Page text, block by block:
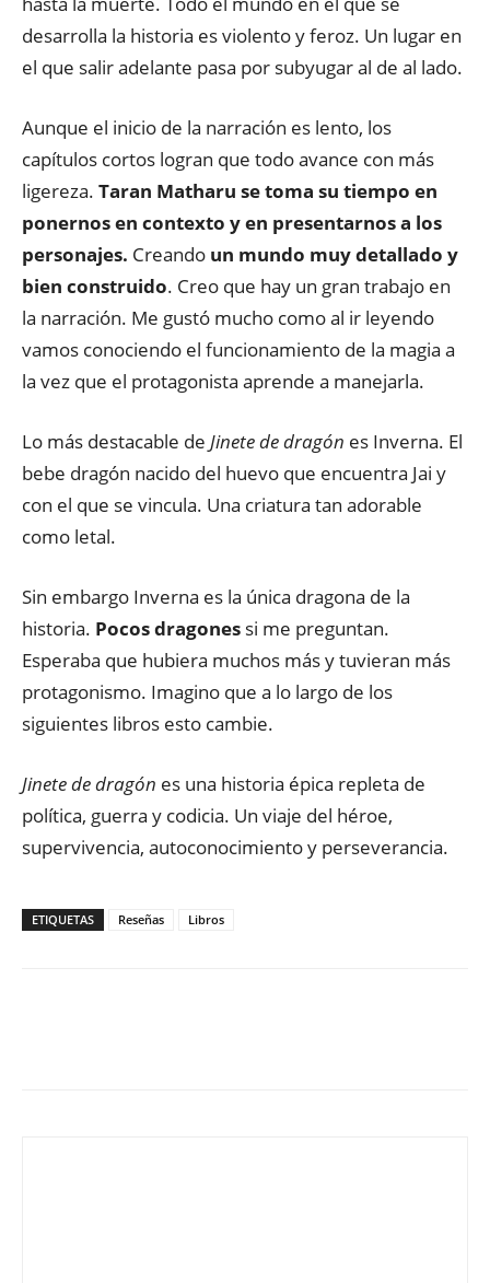
desarrolla la historia es violento y feroz. Un lugar en
el que salir adelante pasa por subyugar al de al lado.
Aunque el inicio de la narración es lento, los
capítulos cortos logran que todo avance con más
ligereza. Taran Matharu se toma su tiempo en
ponernos en contexto y en presentarnos a los
personajes. Creando un mundo muy detallado y
bien construido. Creo que hay un gran trabajo en
la narración. Me gustó mucho como al ir leyendo
vamos conociendo el funcionamiento de la magia a
la vez que el protagonista aprende a manejarla.
Lo más destacable de Jinete de dragón es Inverna. El
bebe dragón nacido del huevo que encuentra Jai y
con el que se vincula. Una criatura tan adorable
como letal.
Sin embargo Inverna es la única dragona de la
historia. Pocos dragones si me preguntan.
Esperaba que hubiera muchos más y tuvieran más
protagonismo. Imagino que a lo largo de los
siguientes libros esto cambie.
Jinete de dragón es una historia épica repleta de
política, guerra y codicia. Un viaje del héroe,
supervivencia, autoconocimiento y perseverancia.
ETIQUETAS Reseñas Libros